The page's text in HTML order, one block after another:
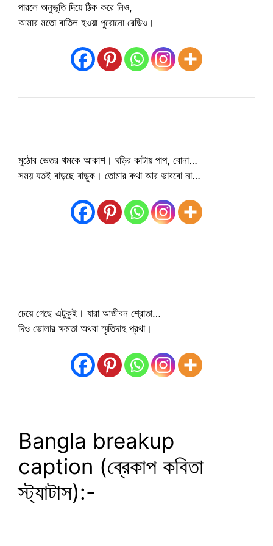
পারলে অনুভূতি দিয়ে ঠিক করে নিও,
আমার মতো বাতিল হওয়া পুরোনো রেডিও।
মুঠোর ভেতর থমকে আকাশ। ঘড়ির কাটায় পাপ, বোনা…
সময় যতই বাড়ছে বাড়ুক। তোমার কথা আর ভাববো না…
চেয়ে গেছে এটুকুই। যারা আজীবন শ্রোতা…
দিও ভোলার ক্ষমতা অথবা স্মৃতিদাহ প্রথা।
Bangla breakup
caption (ব্রেকাপ কবিতা
স্ট্যাটাস):-